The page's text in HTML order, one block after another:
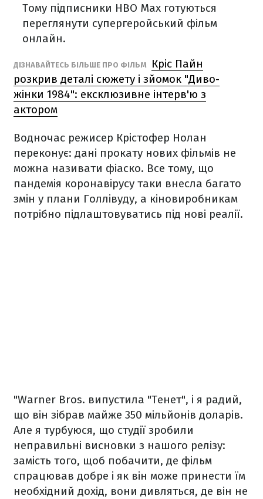
Тому підписники HBO Max готуються
переглянути супергеройський фільм
онлайн.
ДІЗНАВАЙТЕСЬ БІЛЬШЕ ПРО ФІЛЬМ
Кріс Пайн
розкрив деталі сюжету і зйомок "Диво-
жінки 1984": ексклюзивне інтерв'ю з
актором
Водночас режисер Крістофер Нолан
переконує: дані прокату нових фільмів не
можна називати фіаско. Все тому, що
пандемія коронавірусу таки внесла багато
змін у плани Голлівуду, а кіновиробникам
потрібно підлаштовуватись під нові реалії.
"Warner Bros. випустила "Тенет", і я радий,
що він зібрав майже 350 мільйонів доларів.
Але я турбуюся, що студії зробили
неправильні висновки з нашого релізу:
замість того, щоб побачити, де фільм
спрацював добре і як він може принести їм
необхідний дохід, вони дивляться, де він не